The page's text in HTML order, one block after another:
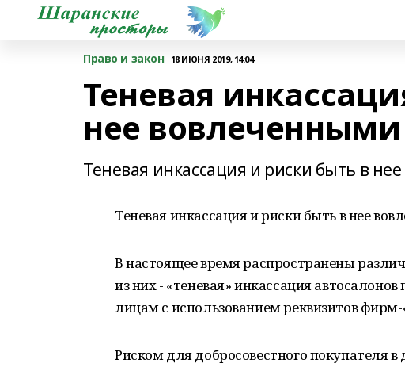
Право и закон 18 ИЮНЯ 2019, 14:04
Теневая
нее вовлеченными
Теневая инкассация и риски быть в
Теневая инкассация и риски быть в нее
В настоящее время распространены
из них - «теневая» инкассация
лицам с использованием реквизитов
Риском для добросовестного покупателя